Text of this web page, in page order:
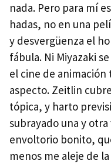
nada. Pero para mí
hadas, no en una
y desvergüenza el
fábula. Ni Miyazaki
el cine de animación
aspecto. Zeitlin
tópica, y harto
subrayado una y
envoltorio bonito,
menos me aleje de